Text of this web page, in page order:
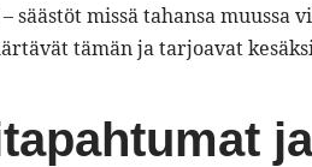
säästöt missä tahansa
tämän ja tarjoavat